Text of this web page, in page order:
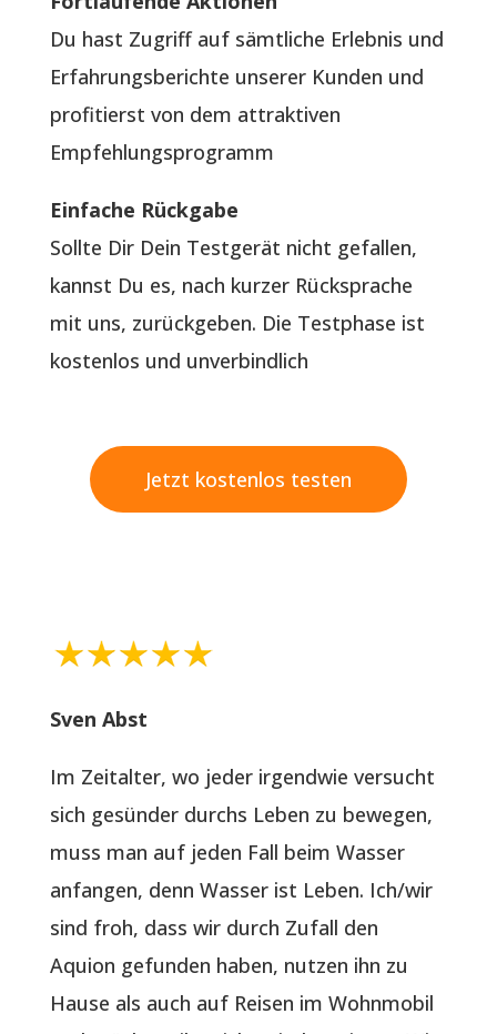
Du hast Zugriff auf sämtliche Erlebnis und
Erfahrungsberichte unserer Kunden und
profitierst von dem attraktiven
Empfehlungsprogramm
Einfache Rückgabe
Sollte Dir Dein Testgerät nicht gefallen,
kannst Du es, nach kurzer Rücksprache
mit uns, zurückgeben. Die Testphase ist
kostenlos und unverbindlich
Jetzt kostenlos testen
Sven Abst
Im Zeitalter, wo jeder irgendwie versucht
sich gesünder durchs Leben zu bewegen,
muss man auf jeden Fall beim Wasser
anfangen, denn Wasser ist Leben. Ich/wir
sind froh, dass wir durch Zufall den
Aquion gefunden haben, nutzen ihn zu
Hause als auch auf Reisen im Wohnmobil